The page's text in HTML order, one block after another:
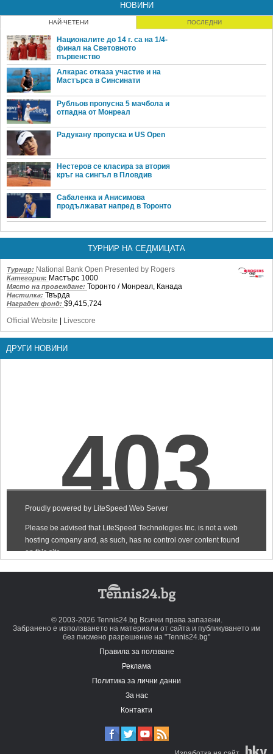
НОВИНИ
НАЙ-ЧЕТЕНИ ПОСЛЕДНИ
Националите до 14 г. са на 1/4-
финал на Световното
първенство
Алкарас отказа участие и на
Мастърса в Синсинати
Рубльов пропусна 5 мачбола и
отпадна от Монреал
Радукану пропуска и US Open
Нестеров се класира за втория
кръг на сингъл в Пловдив
Сабаленка и Анисимова
продължават напред в Торонто
ТУРНИР НА СЕДМИЦАТА
Турнир: National Bank Open Presented by Rogers
Категория: Мастърс 1000
Място на провеждане: Торонто / Монреал, Канада
Настилка: Твърда
Награден фонд: $9,415,724
Official Website | Livescore
ДРУГИ НОВИНИ
© 2003-2026 Tennis24.bg Всички права запазени.
Забранено е използването на материали от сайта и публикуването им
без писмено разрешение на "Tennis24.bg"
Правила за ползване
Реклама
Политика за лични данни
За нас
Контакти